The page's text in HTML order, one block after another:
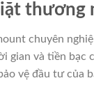
thương
chuyên
gian và tiền bạc
vệ đầu tư của